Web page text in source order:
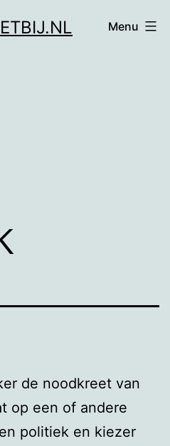
Menu
de noodkreet van
op een of andere
politiek en kiezer